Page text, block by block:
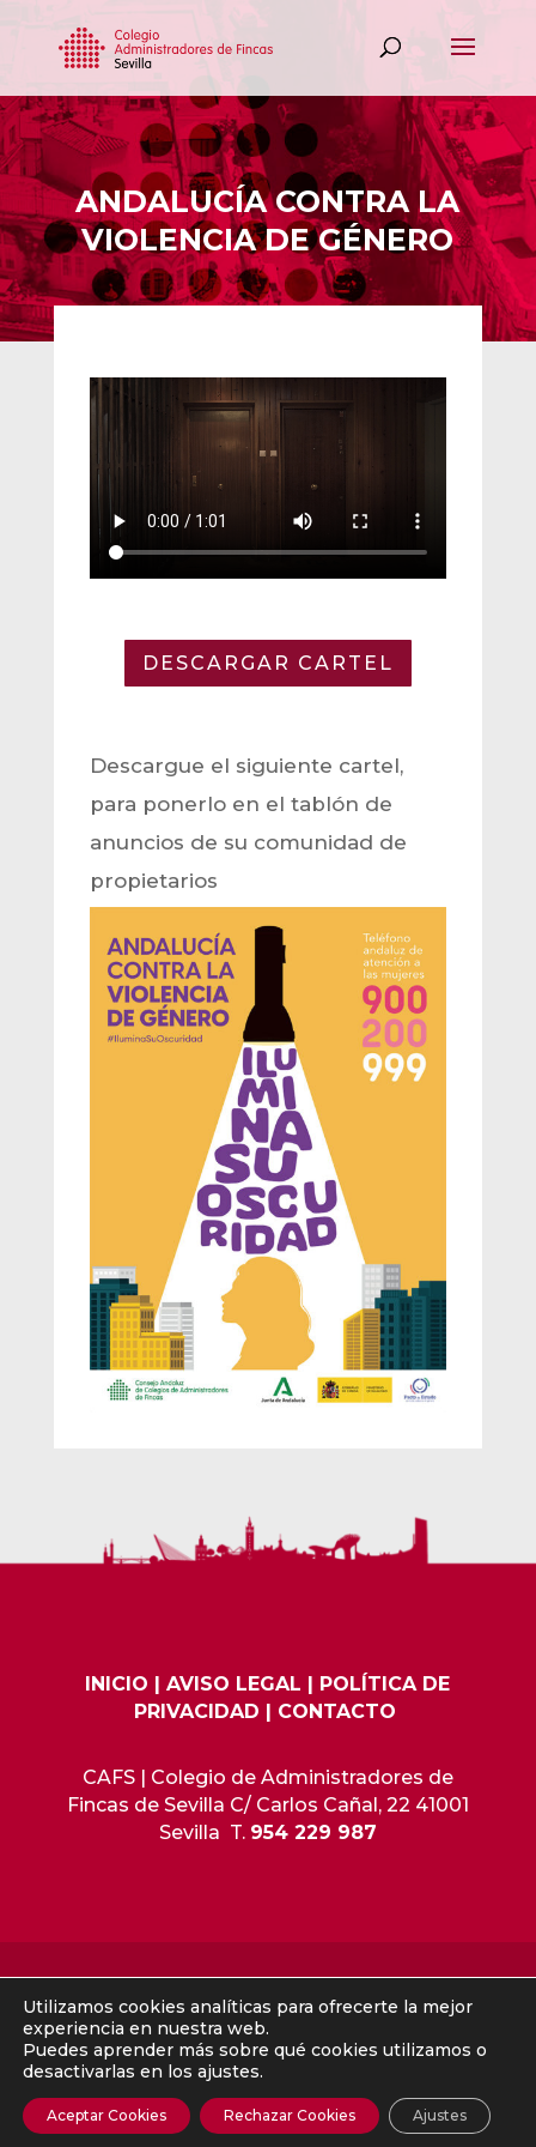
ANDALUCÍA CONTRA LA
VIOLENCIA DE GÉNERO
DESCARGAR CARTEL
Descargue el siguiente cartel,
para ponerlo en el tablón de
anuncios de su comunidad de
propietarios
INICIO |AVISO LEGAL | POLÍTICA DE
PRIVACIDAD | CONTACTO
CAFS | Colegio de Administradores de
Fincas de Sevilla C/ Carlos Cañal, 22 41001
Sevilla T. 954 229 987
© – Derechos de autor reservados – Está prohibida la copia, reproducción,
republicación, total o parcial, del Web ni cualquiera de sus contenidos o
tratamiento informático sin autorización previa por su autor. Diseñado por
iNova Cloud
, una empresa de
Utilizamos cookies analíticas para ofrecerte la mejor
experiencia en nuestra web.
Puedes aprender más sobre qué cookies utilizamos o
desactivarlas en los ajustes.
Aceptar Cookies Rechazar Cookies Ajustes